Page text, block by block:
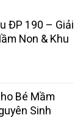
ĐP 190 – Giải
Non & Khu
Bé Mầm
Sinh